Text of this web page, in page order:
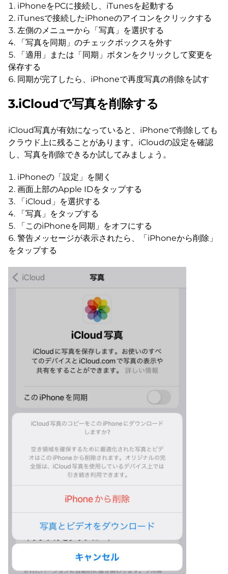
iPhoneをPCに接続し、iTunesを起動する
iTunesで接続したiPhoneのアイコンをクリックする
左側のメニューから「写真」を選択する
「写真を同期」のチェックボックスを外す
「適用」または「同期」ボタンをクリックして変更を
保存する
同期が完了したら、iPhoneで再度写真の削除を試す
3.iCloudで写真を削除する
iCloud写真が有効になっていると、iPhoneで削除しても
クラウド上に残ることがあります。iCloudの設定を確認
し、写真を削除できるか試してみましょう。
iPhoneの「設定」を開く
画面上部のApple IDをタップする
「iCloud」を選択する
「写真」をタップする
「このiPhoneを同期」をオフにする
警告メッセージが表示されたら、「iPhoneから削除」
をタップする